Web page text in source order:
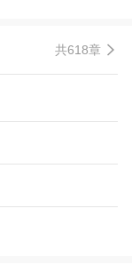
共618章